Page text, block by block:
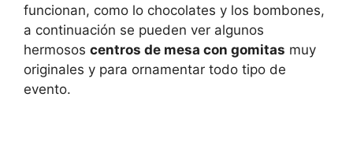
funcionan, como lo chocolates y los bombones,
a continuación se pueden ver algunos
hermosos centros de mesa con gomitas muy
originales y para ornamentar todo tipo de
evento.